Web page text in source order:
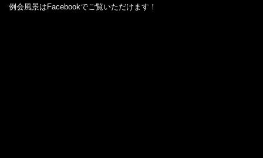
例会風景はFacebookでご覧いただけます！